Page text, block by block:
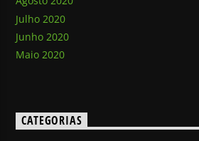
Julho 2020
Junho 2020
Maio 2020
CATEGORIAS